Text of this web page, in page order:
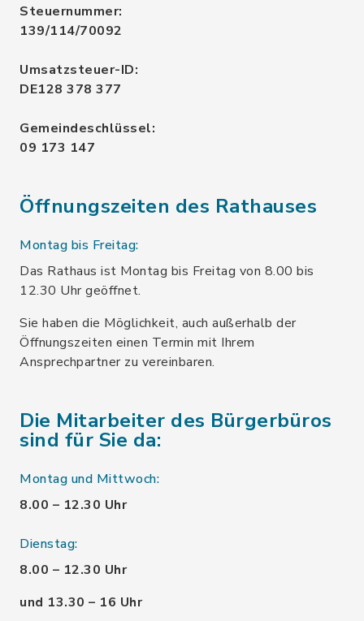
Steuernummer:
139/114/70092
Umsatzsteuer-ID:
DE128 378 377
Gemeindeschlüssel:
09 173 147
Öffnungszeiten des Rathauses
Montag bis Freitag:
Das Rathaus ist Montag bis Freitag von 8.00 bis
12.30 Uhr geöffnet.
Sie haben die Möglichkeit, auch außerhalb der
Öffnungszeiten einen Termin mit Ihrem
Ansprechpartner zu vereinbaren.
Die Mitarbeiter des Bürgerbüros
sind für Sie da:
Montag und Mittwoch:
8.00 – 12.30 Uhr
Dienstag:
8.00 – 12.30 Uhr
und 13.30 – 16 Uhr